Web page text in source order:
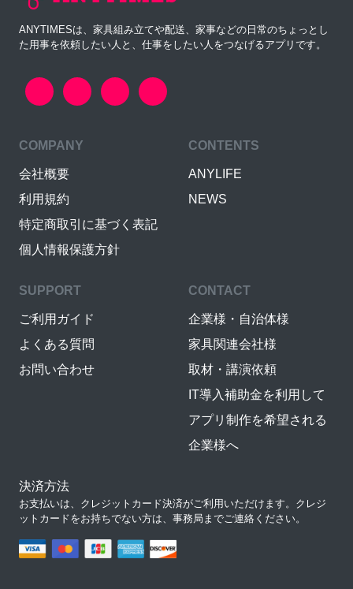
ANYTIMESは、家具組み立てや配送、家事などの日常のちょっとし
た用事を依頼したい人と、仕事をしたい人をつなげるアプリです。
COMPANY
会社概要
利用規約
特定商取引に基づく表記
個人情報保護方針
CONTENTS
ANYLIFE
NEWS
SUPPORT
ご利用ガイド
よくある質問
お問い合わせ
CONTACT
企業様・自治体様
家具関連会社様
取材・講演依頼
IT導入補助金を利用して
アプリ制作を希望される
企業様へ
決済方法
お支払いは、クレジットカード決済がご利用いただけます。クレジ
ットカードをお持ちでない方は、事務局までご連絡ください。